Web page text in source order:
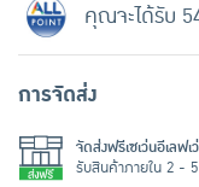
คุณจะได้รับ
การจัดส่ง
จัดส่งฟรีเซเว่นอีเลฟ
รับสินค้าภายใน 2 - 5